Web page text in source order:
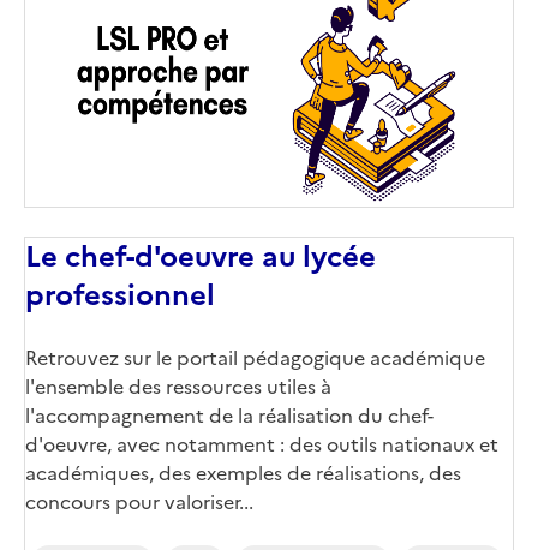
(conseillée)
Le chef-d'oeuvre au lycée
professionnel
Corps
Retrouvez sur le portail pédagogique académique
l'ensemble des ressources utiles à
l'accompagnement de la réalisation du chef-
d'oeuvre, avec notamment : des outils nationaux et
académiques, des exemples de réalisations, des
concours pour valoriser...